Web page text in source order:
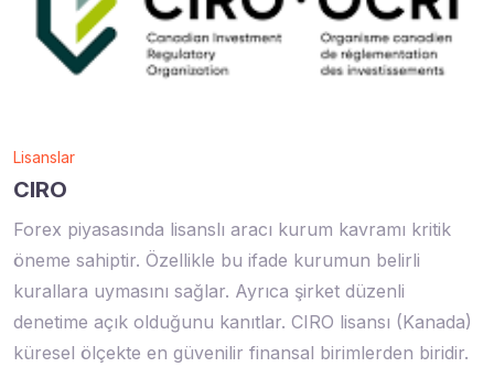
Lisanslar
CIRO
Forex piyasasında lisanslı aracı kurum kavramı kritik
öneme sahiptir. Özellikle bu ifade kurumun belirli
kurallara uymasını sağlar. Ayrıca şirket düzenli
denetime açık olduğunu kanıtlar. CIRO lisansı (Kanada)
küresel ölçekte en güvenilir finansal birimlerden biridir.